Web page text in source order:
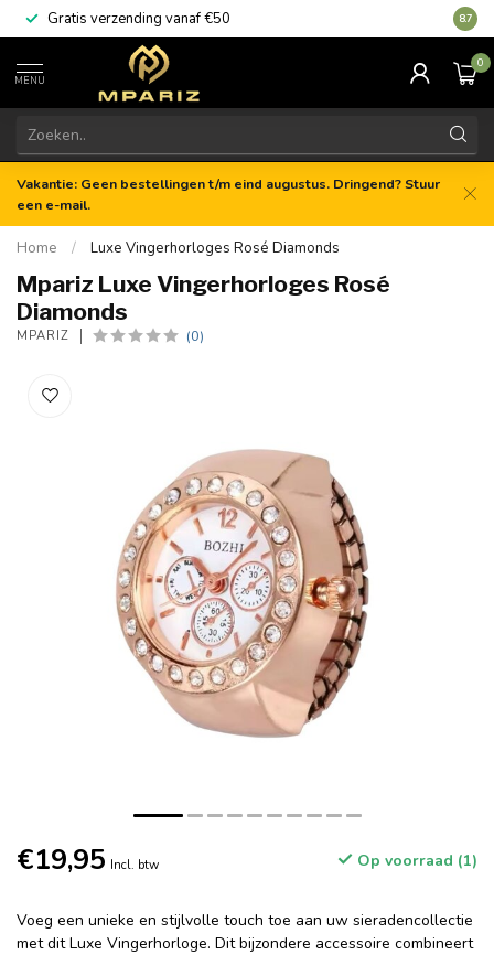
Gratis verzending vanaf €50 8.7
MENU
0
Vakantie: Geen bestellingen t/m eind augustus. Dringend? Stuur
een e-mail.
Home / Luxe Vingerhorloges Rosé Diamonds
Mpariz Luxe Vingerhorloges Rosé
Diamonds
MPARIZ (0)
€19,95 Incl. btw Op voorraad (1)
Voeg een unieke en stijlvolle touch toe aan uw sieradencollectie
met dit Luxe Vingerhorloge. Dit bijzondere accessoire combineert